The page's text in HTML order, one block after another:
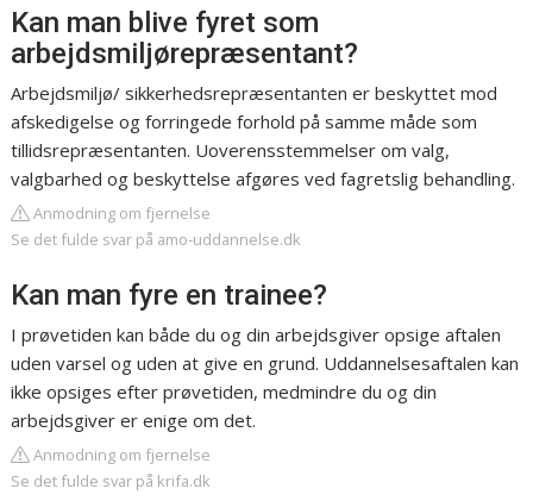
Kan man blive fyret som
arbejdsmiljørepræsentant?
Arbejdsmiljø/ sikkerhedsrepræsentanten er beskyttet mod
afskedigelse og forringede forhold på samme måde som
tillidsrepræsentanten. Uoverensstemmelser om valg,
valgbarhed og beskyttelse afgøres ved fagretslig behandling.
Anmodning om fjernelse
Se det fulde svar på amo-uddannelse.dk
Kan man fyre en trainee?
I prøvetiden kan både du og din arbejdsgiver opsige aftalen
uden varsel og uden at give en grund. Uddannelsesaftalen kan
ikke opsiges efter prøvetiden, medmindre du og din
arbejdsgiver er enige om det.
Anmodning om fjernelse
Se det fulde svar på krifa.dk